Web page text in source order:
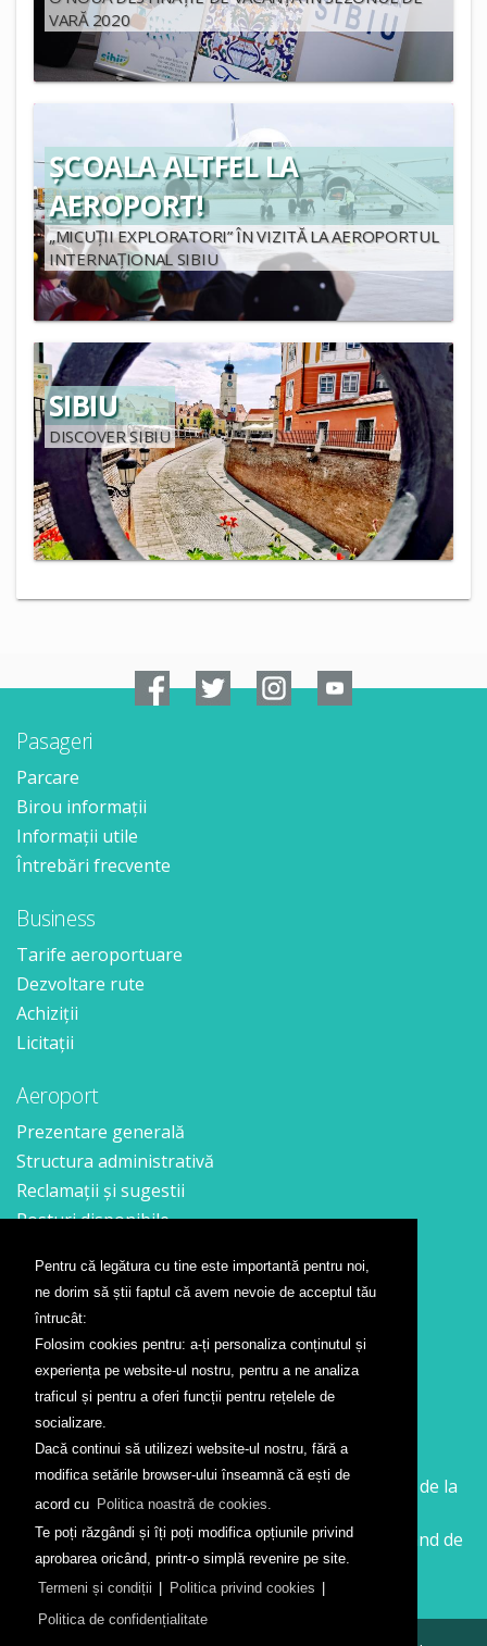
Pentru că legătura cu tine este importantă pentru noi,
ne dorim să știi faptul că avem nevoie de acceptul tău
întrucât:
Folosim cookies pentru: a-ți personaliza conținutul și
experiența pe website-ul nostru, pentru a ne analiza
traficul și pentru a oferi funcții pentru rețelele de
socializare.
Dacă continui să utilizezi website-ul nostru, fără a
modifica setările browser-ului înseamnă că ești de
acord cu Politica noastră de cookies.
Te poți răzgândi și îți poți modifica opțiunile privind
aprobarea oricând, printr-o simplă revenire pe site.
Termeni și condiții | Politica privind cookies |
Politica de confidențialitate
VARĂ 2020
ȘCOALA ALTFEL LA
AEROPORT!
„MICUȚII EXPLORATORI” ÎN VIZITĂ LA AEROPORTUL
INTERNAȚIONAL SIBIU
SIBIU
DISCOVER SIBIU
Pasageri
Parcare
Birou informații
Informații utile
Întrebări frecvente
Business
Tarife aeroportuare
Dezvoltare rute
Achiziții
Licitații
Aeroport
Prezentare generală
Structura administrativă
Reclamații și sugestii
Posturi disponibile
Contact
Formular contact
Localizare
Presă
Companii aeriene
Wizz Air
Călătorește la Sibiu cu Wizz Air. Zboruri începând de la
26 GBP
Călătorește de la Sibiu cu Wizz Air. Zboruri începând de
la 138 RON